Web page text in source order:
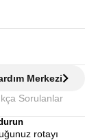
Merkezi
Sıkça Sorulanlar
rotayı